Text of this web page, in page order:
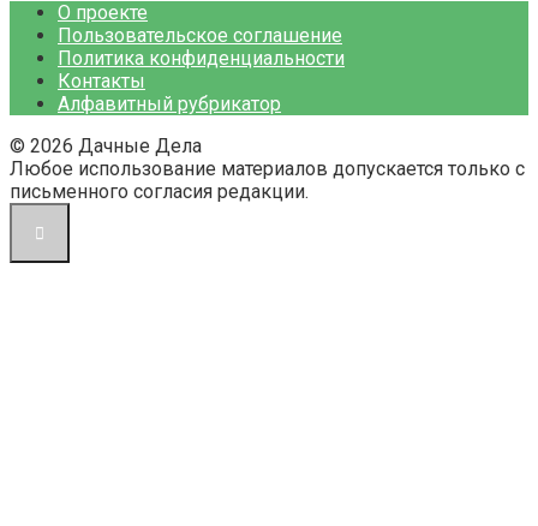
О проекте
Пользовательское соглашение
Политика конфиденциальности
Контакты
Алфавитный рубрикатор
© 2026 Дачные Дела
Любое использование материалов допускается только с
письменного согласия редакции.